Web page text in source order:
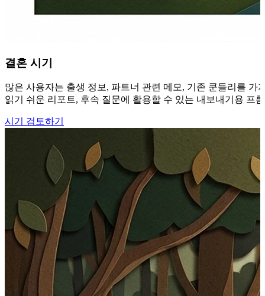
결혼 시기
많은 사용자는 출생 정보, 파트너 관련 메모, 기존 쿤들리를
읽기 쉬운 리포트, 후속 질문에 활용할 수 있는 내보내기용 프
시기 검토하기